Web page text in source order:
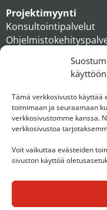
käyttöön
Tämä verkkosivusto käyttää
toimimaan ja seuraamaan
verkkosivustomme kanssa.
verkkosivustoa
Voit vaikuttaa evästeiden
sivuston käyttöä
Projektimyynti
Konsultointipalvelut
Ihmiset
Konserni
Ota yhteyttä